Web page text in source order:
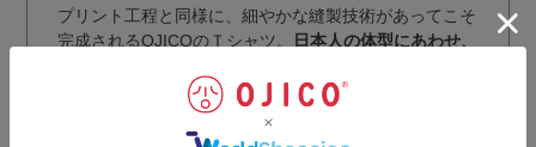
プリント工程と同様に、細やかな縫製技術があってこそ
完成されるOJICOのＴシャツ。
日本人の体型にあわせ、
最高レベルの技術により実現。
丁寧な仕上げにより、耐久性・安全性をさらにアップさ